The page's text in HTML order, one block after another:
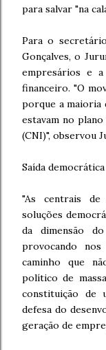
para salvar "na
Para o
Gonçalves, o
empresários e
financeiro. "O
porque a maioria
estavam no
(CNI)", observou
Saída democrática
"As centrais
soluções
da dimensão
provocando
caminho que
político de
constituição de
defesa do
geração de